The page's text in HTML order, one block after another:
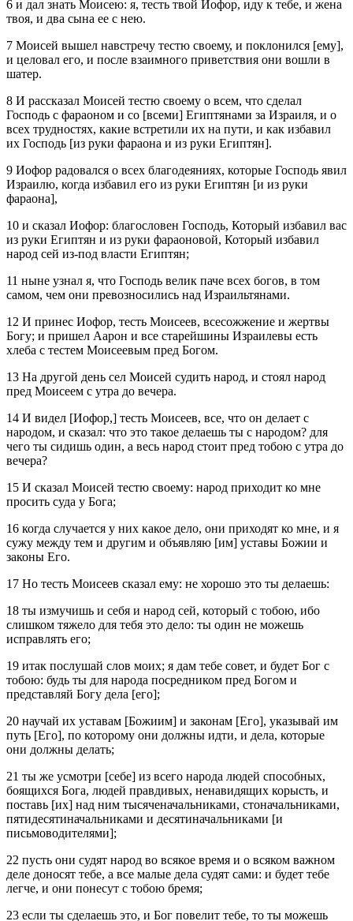
6 и дал знать Моисею: я, тесть твой Иофор, иду к тебе, и жена
твоя, и два сына ее с нею.
7 Моисей вышел навстречу тестю своему, и поклонился [ему],
и целовал его, и после взаимного приветствия они вошли в
шатер.
8 И рассказал Моисей тестю своему о всем, что сделал
Господь с фараоном и со [всеми] Египтянами за Израиля, и о
всех трудностях, какие встретили их на пути, и как избавил
их Господь [из руки фараона и из руки Египтян].
9 Иофор радовался о всех благодеяниях, которые Господь явил
Израилю, когда избавил его из руки Египтян [и из руки
фараона],
10 и сказал Иофор: благословен Господь, Который избавил вас
из руки Египтян и из руки фараоновой, Который избавил
народ сей из‑под власти Египтян;
11 ныне узнал я, что Господь велик паче всех богов, в том
самом, чем они превозносились над Израильтянами.
12 И принес Иофор, тесть Моисеев, всесожжение и жертвы
Богу; и пришел Аарон и все старейшины Израилевы есть
хлеба с тестем Моисеевым пред Богом.
13 На другой день сел Моисей судить народ, и стоял народ
пред Моисеем с утра до вечера.
14 И видел [Иофор,] тесть Моисеев, все, что он делает с
народом, и сказал: что это такое делаешь ты с народом? для
чего ты сидишь один, а весь народ стоит пред тобою с утра до
вечера?
15 И сказал Моисей тестю своему: народ приходит ко мне
просить суда у Бога;
16 когда случается у них какое дело, они приходят ко мне, и я
сужу между тем и другим и объявляю [им] уставы Божии и
законы Его.
17 Но тесть Моисеев сказал ему: не хорошо это ты делаешь:
18 ты измучишь и себя и народ сей, который с тобою, ибо
слишком тяжело для тебя это дело: ты один не можешь
исправлять его;
19 итак послушай слов моих; я дам тебе совет, и будет Бог с
тобою: будь ты для народа посредником пред Богом и
представляй Богу дела [его];
20 научай их уставам [Божиим] и законам [Его], указывай им
путь [Его], по которому они должны идти, и дела, которые
они должны делать;
21 ты же усмотри [себе] из всего народа людей способных,
боящихся Бога, людей правдивых, ненавидящих корысть, и
поставь [их] над ним тысяченачальниками, стоначальниками,
пятидесятиначальниками и десятиначальниками [и
письмоводителями];
22 пусть они судят народ во всякое время и о всяком важном
деле доносят тебе, а все малые дела судят сами: и будет тебе
легче, и они понесут с тобою бремя;
23 если ты сделаешь это, и Бог повелит тебе, то ты можешь